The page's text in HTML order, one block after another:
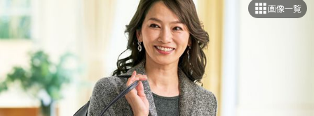
画像一覧